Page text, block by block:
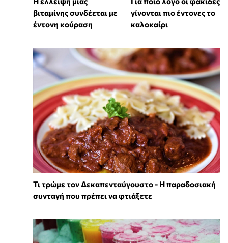
βιταμίνης συνδέεται με
έντονη κούραση
γίνονται πιο έντονες το
καλοκαίρι
Τι τρώμε τον Δεκαπενταύγουστο - Η παραδοσιακή
συνταγή που πρέπει να φτιάξετε